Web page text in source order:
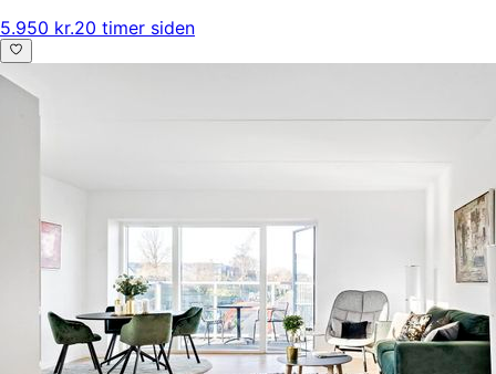
5.950 kr.20 timer siden